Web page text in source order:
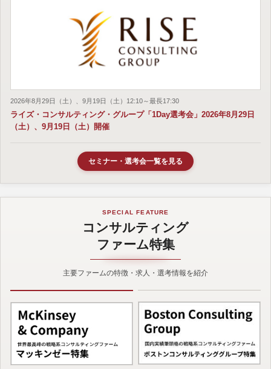
2026年8月29日（土）、9月19日（土）12:10～最長17:30
ライズ・コンサルティング・グループ「1Day選考会」2026年8月29日
（土）、9月19日（土）開催
セミナー・選考会一覧を見る
SPECIAL FEATURE
コンサルティング
ファーム特集
主要ファームの特徴・求人・選考情報を紹介